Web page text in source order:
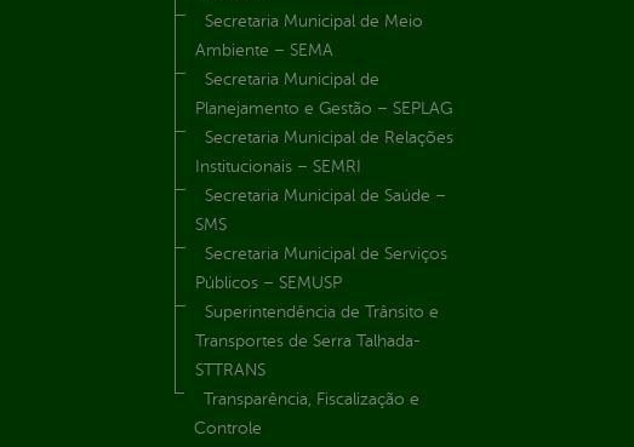
Secretaria Municipal de Meio
Ambiente – SEMA
Secretaria Municipal de
Planejamento e Gestão – SEPLAG
Secretaria Municipal de Relações
Institucionais – SEMRI
Secretaria Municipal de Saúde –
SMS
Secretaria Municipal de Serviços
Públicos – SEMUSP
Superintendência de Trânsito e
Transportes de Serra Talhada-
STTRANS
Transparência, Fiscalização e
Controle